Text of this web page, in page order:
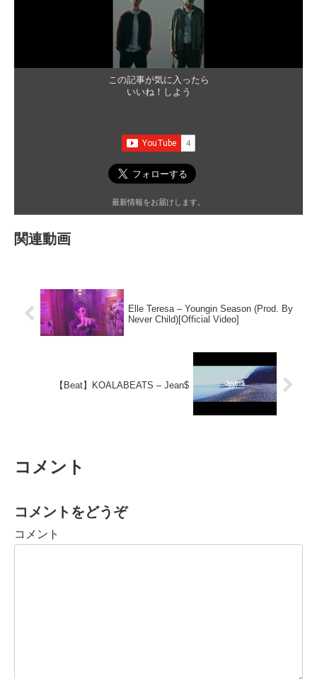
この記事が気に入ったら
いいね！しよう
最新情報をお届けします。
関連動画
Elle Teresa – Youngin Season (Prod. By
Never Child)[Official Video]
【Beat】KOALABEATS – Jean$
コメント
コメントをどうぞ
コメント